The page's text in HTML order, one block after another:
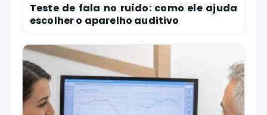
Teste de fala no ruído: como ele ajuda
escolher o aparelho auditivo